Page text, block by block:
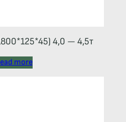
4,0 — 4,5т
more